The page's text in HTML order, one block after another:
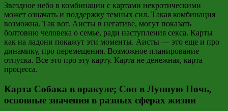
Звездное небо в комбинации с картами некротическими
может означать и поддержку темных сил. Такая комбинация
возможна. Так вот. Аисты в негативе, могут показать
болтовню человека о семье, ради наступления секса. Карты
как на ладони покажут эти моменты. Аисты — это еще и про
динамику, про перемещения. Возможное планирование
отпуска. Все это про эту карту. Карта не денежная, карта
процесса.
Карта Собака в оракуле; Сон в Лунную Ночь,
основные значения в разных сферах жизни